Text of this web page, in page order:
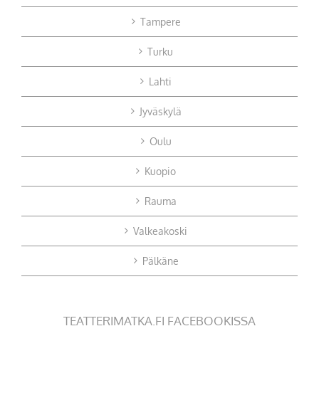
Tampere
Turku
Lahti
Jyväskylä
Oulu
Kuopio
Rauma
Valkeakoski
Pälkäne
TEATTERIMATKA.FI FACEBOOKISSA